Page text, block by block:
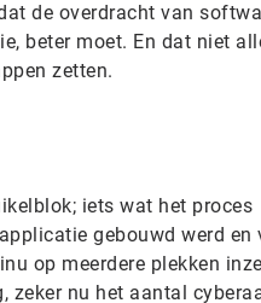
de overdracht van
beter moet. En dat niet
zetten.
iets wat het proces
gebouwd werd en
op meerdere plekken
zeker nu het aantal